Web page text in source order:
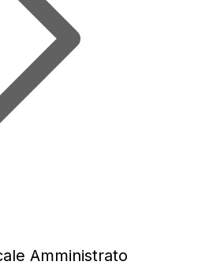
Amministrato